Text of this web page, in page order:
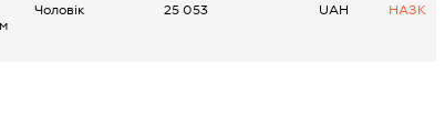
Чоловік 25 053 UAH НАЗК